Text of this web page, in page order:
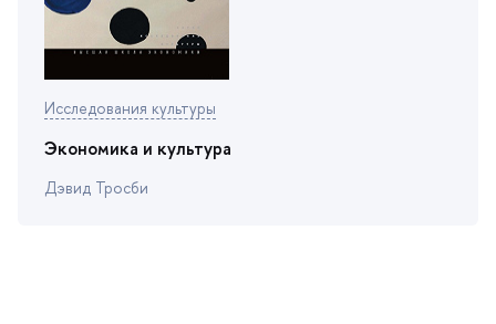
Исследования культуры
Экономика и культура
Дэвид Тросби